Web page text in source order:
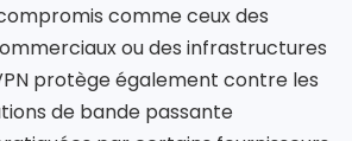
comme ceux des
ou des infrastructures
protège également contre les
de bande passante